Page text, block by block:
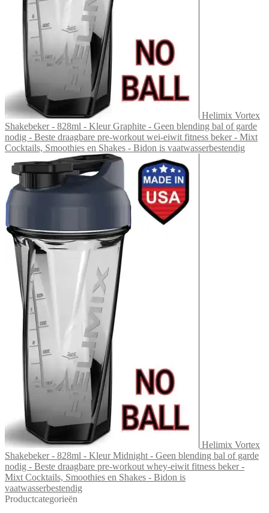
Helimix Vortex
Shakebeker - 828ml - Kleur Graphite - Geen blending bal of garde
nodig - Beste draagbare pre-workout wei-eiwit fitness beker - Mixt
Cocktails, Smoothies en Shakes - Bidon is vaatwasserbestendig
Helimix Vortex
Shakebeker - 828ml - Kleur Midnight - Geen blending bal of garde
nodig - Beste draagbare pre-workout whey-eiwit fitness beker -
Mixt Cocktails, Smoothies en Shakes - Bidon is
vaatwasserbestendig
Productcategorieën